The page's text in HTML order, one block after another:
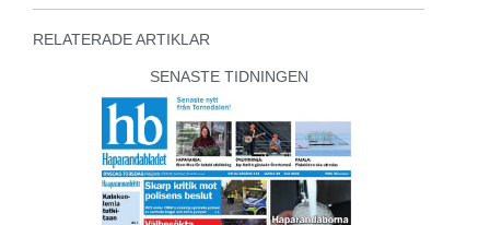
RELATERADE ARTIKLAR
SENASTE TIDNINGEN